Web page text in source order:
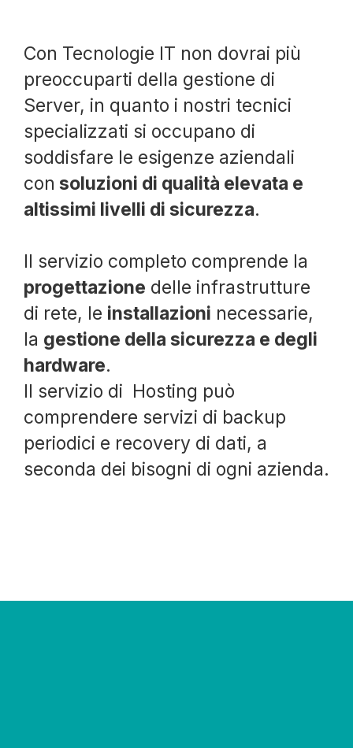
Con Tecnologie IT non dovrai più
preoccuparti della gestione di
Server, in quanto i nostri tecnici
specializzati si occupano di
soddisfare le esigenze aziendali
con soluzioni di qualità elevata e
altissimi livelli di sicurezza.
Il servizio completo comprende la
progettazione delle infrastrutture
di rete, le installazioni necessarie,
la gestione della sicurezza e degli
hardware.
Il servizio di Hosting può
comprendere servizi di backup
periodici e recovery di dati, a
seconda dei bisogni di ogni azienda.